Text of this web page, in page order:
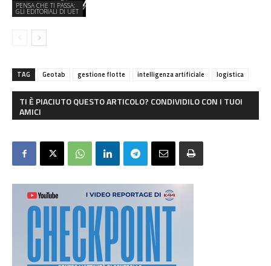
PENSA CHE TI PASSA:
GLI EDITORIALI DI UET
TAG Geotab gestione flotte intelligenza artificiale logistica
TI È PIACIUTO QUESTO ARTICOLO? CONDIVIDILO CON I TUOI
AMICI